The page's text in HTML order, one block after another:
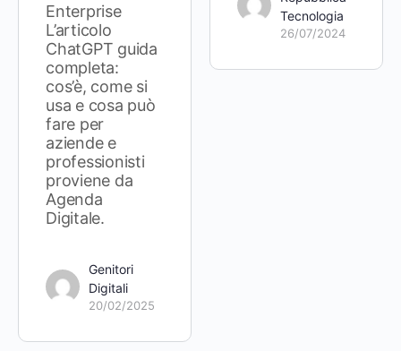
Enterprise
L’articolo
ChatGPT guida
completa:
cos’è, come si
usa e cosa può
fare per
aziende e
professionisti
proviene da
Agenda
Digitale.
Genitori
Digitali
20/02/2025
Tecnologia
26/07/2024